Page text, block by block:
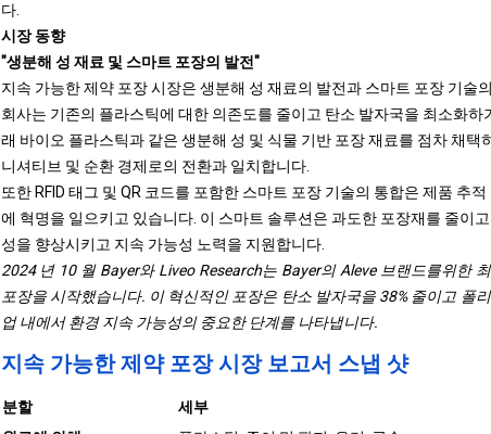
다.
시장 동향
"생분해 성 재료 및 스마트 포장의 발전"
지속 가능한 제약 포장 시장은 생분해 성 재료의 발전과 스마트 포장 기술
회사는 기존의 플라스틱에 대한 의존도를 줄이고 탄소 발자국을 최소화
래 바이오 플라스틱과 같은 생분해 성 및 식물 기반 포장 재료를 점차 채
니셔티브 및 순환 경제로의 전환과 일치합니다.
또한 RFID 태그 및 QR 코드를 포함한 스마트 포장 기술의 통합은 제품 추
에 혁명을 일으키고 있습니다. 이 스마트 솔루션은 과도한 포장재를 줄이
성을 향상시키고 지속 가능성 노력을 지원합니다.
2024 년 10 월 Bayer와 Liveo Research는 Bayer의 Aleve 브랜드를위한
포장을 시작했습니다. 이 혁신적인 포장은 탄소 발자국을 38% 줄이고 폴
업 내에서 환경 지속 가능성의 중요한 단계를 나타냅니다.
지속 가능한 제약 포장 시장 보고서 스냅 샷
분할
세부